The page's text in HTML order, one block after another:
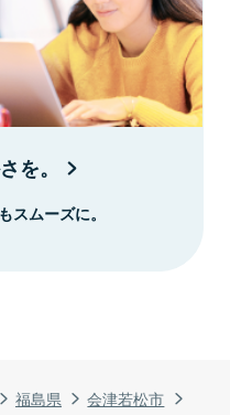
福島県
会津若松市
を。
スムーズに。